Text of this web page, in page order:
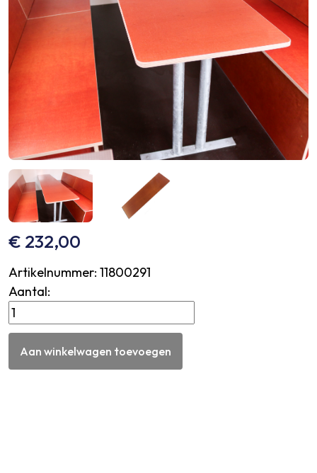
€ 232,00
Artikelnummer: 11800291
Aantal:
Tafelblad
2400
550
Aan winkelwagen toevoegen